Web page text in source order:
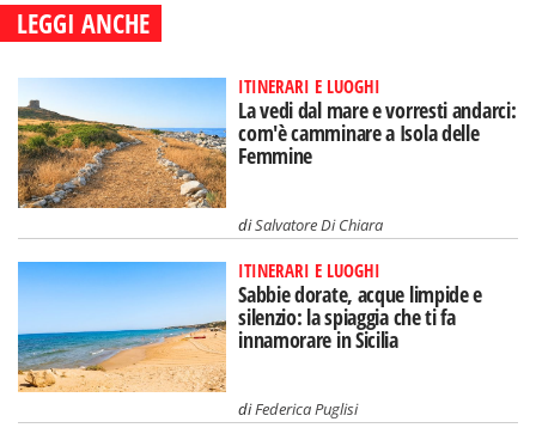
LEGGI ANCHE
ITINERARI E LUOGHI
La vedi dal mare e vorresti andarci:
com'è camminare a Isola delle
Femmine
diSalvatore Di Chiara
ITINERARI E LUOGHI
Sabbie dorate, acque limpide e
silenzio: la spiaggia che ti fa
innamorare in Sicilia
diFederica Puglisi